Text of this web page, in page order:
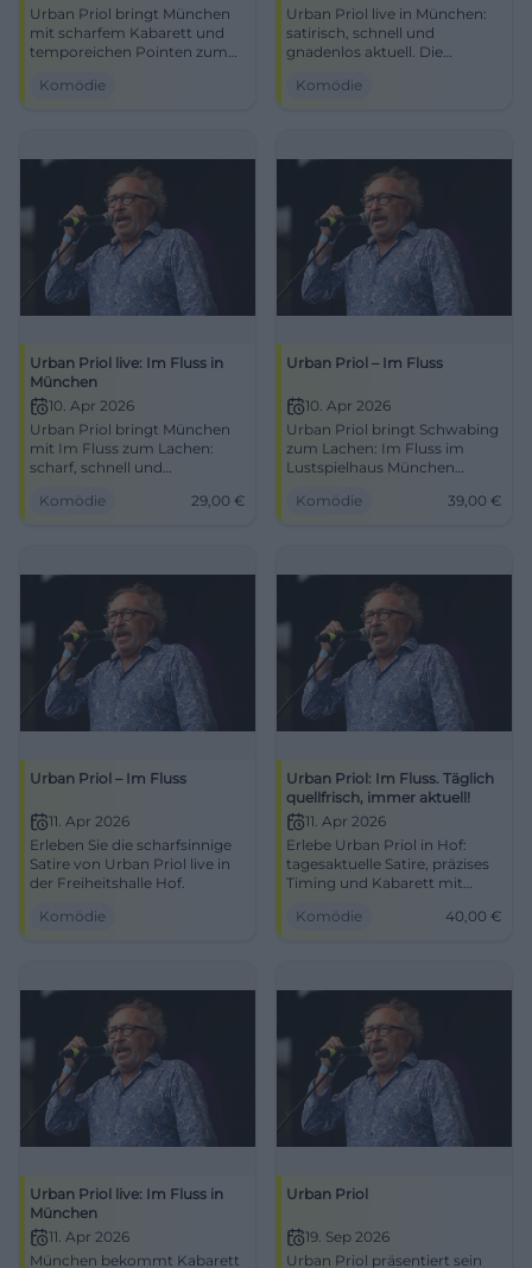
Urban Priol bringt München
mit scharfem Kabarett und
temporeichen Pointen zum
Blackbox im Fat Cat.
Komödie
Urban Priol live in München:
satirisch, schnell und
gnadenlos aktuell. Die
zum Ort für starke Pointen
Komödie
Urban Priol live: Im Fluss in
München
10. Apr 2026
Urban Priol bringt München
mit Im Fluss zum Lachen:
scharf, schnell und
Lustspielhaus, Tickets ab 29 €.
Komödie 29,00 €
Urban Priol – Im Fluss
10. Apr 2026
Urban Priol bringt Schwabing
zum Lachen: Im Fluss im
Lustspielhaus München
Witz und kluger Schärfe.
Komödie 39,00 €
Urban Priol – Im Fluss
11. Apr 2026
Erleben Sie die scharfsinnige
Satire von Urban Priol live in
der Freiheitshalle Hof.
Komödie
Urban Priol: Im Fluss. Täglich
quellfrisch, immer aktuell!
11. Apr 2026
Erlebe Urban Priol in Hof:
tagesaktuelle Satire, präzises
Timing und Kabarett mit
Freiheitshalle. Sichere dir
Komödie 40,00 €
Urban Priol live: Im Fluss in
München
11. Apr 2026
München bekommt Kabarett
Urban Priol
19. Sep 2026
Urban Priol präsentiert sein